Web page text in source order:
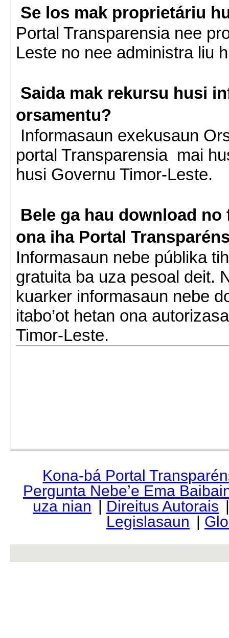
Se los mak proprietáriu
Portal Transparensia nee
Leste no nee administra liu
Saida mak rekursu husi
orsamentu?
Informasaun exekusaun
portal Transparensia mai
husi Governu Timor-Leste.
Bele ga hau download
ona iha Portal
Informasaun nebe públika
gratuita ba uza pesoal deit.
kuarker informasaun nebe
itabo’ot hetan ona
Timor-Leste.
Kona-bá Portal
Pergunta Nebe’e Ema
uza nian | Direitus Autorais
Legislasaun |